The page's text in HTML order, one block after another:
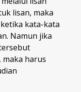
lisan, maka
kata-kata
Namun jika
harus